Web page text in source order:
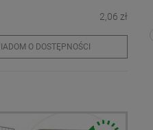
2,06 zł
O DOSTĘPNOŚCI